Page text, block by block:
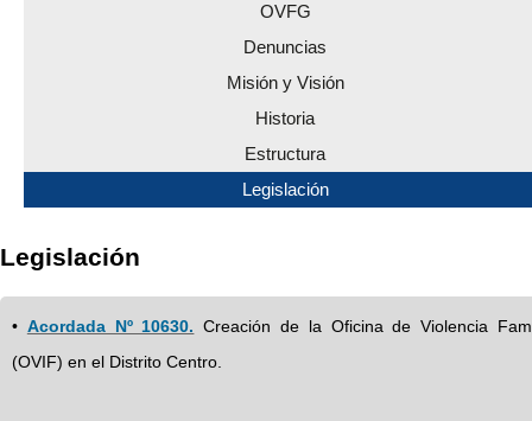
OVFG
Denuncias
Misión y Visión
Historia
Estructura
Legislación
Legislación
• Acordada Nº 10630. Creación de la Oficina de Violencia
(OVIF) en el Distrito Centro.